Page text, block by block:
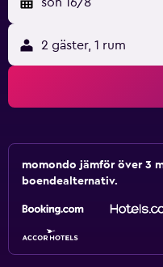
2 gäster, 1 rum
momondo jämför över 3
boendealternativ.